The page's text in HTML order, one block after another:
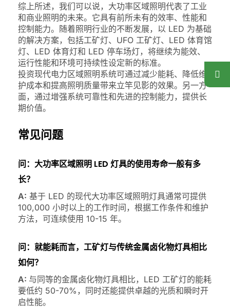
综上所述，我们可以说，大功率区域照明代表了工业
和商业照明的未来。它具有前所未有的效率、性能和
控制能力。随着照明行业的不断发展，以 LED 为基础
的解决方案，包括工矿灯、UFO 工矿灯、LED 体育馆
灯、LED 体育灯和 LED 停车场灯，将继续为能效、
运行性能和环境可持续性设定新的标准。
投资现代电力区域照明系统可通过减少能耗、降低维
护成本和提高照明质量带来立竿见影的效果。另一方
面，通过增强系统可靠性和先进的控制能力，提供长
期价值。
常见问题
问：大功率区域照明 LED 灯具的使用寿命一般有多
长？
A: 基于 LED 的现代大功率区域照明灯具通常可提供
100,000 小时以上的工作时间，根据工作条件和维护
方法，可连续使用 10-15 年。
问：就能耗而言，工矿灯与传统金属卤化物灯具相比
如何？
A: 与同等的金属卤化物灯具相比，LED 工矿灯的能耗
要低约 50-70%，同时还能提供卓越的光质和瞬时开
启性能。